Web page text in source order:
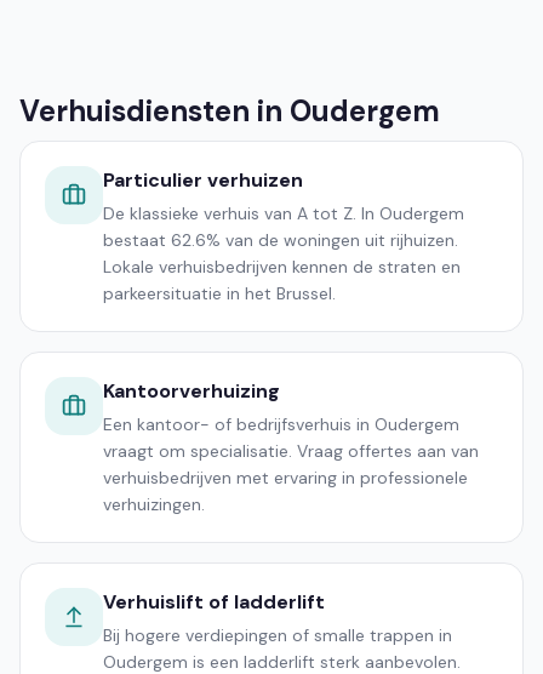
Verhuisdiensten in Oudergem
Particulier verhuizen
De klassieke verhuis van A tot Z. In Oudergem
bestaat 62.6% van de woningen uit rijhuizen.
Lokale verhuisbedrijven kennen de straten en
parkeersituatie in het Brussel.
Kantoorverhuizing
Een kantoor- of bedrijfsverhuis in Oudergem
vraagt om specialisatie. Vraag offertes aan van
verhuisbedrijven met ervaring in professionele
verhuizingen.
Verhuislift of ladderlift
Bij hogere verdiepingen of smalle trappen in
Oudergem is een ladderlift sterk aanbevolen.